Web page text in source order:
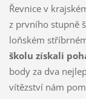
Řevnice v
z prvního stupně
loňském
školu získali
body za dva
vítězství nám